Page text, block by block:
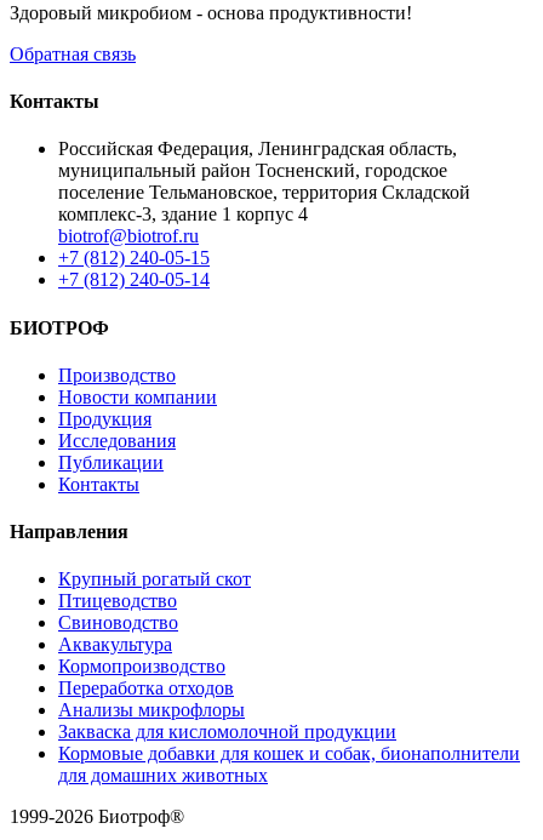
Здоровый микробиом - основа продуктивности!
Обратная связь
Контакты
Российская Федерация, Ленинградская область,
муниципальный район Тосненский, городское
поселение Тельмановское, территория Складской
комплекс-3, здание 1 корпус 4
biotrof@biotrof.ru
+7 (812) 240-05-15
+7 (812) 240-05-14
БИОТРОФ
Производство
Новости компании
Продукция
Исследования
Публикации
Контакты
Направления
Крупный рогатый скот
Птицеводство
Свиноводство
Аквакультура
Кормопроизводство
Переработка отходов
Анализы микрофлоры
Закваска для кисломолочной продукции
Кормовые добавки для кошек и собак, бионаполнители
для домашних животных
1999-2026 Биотроф®